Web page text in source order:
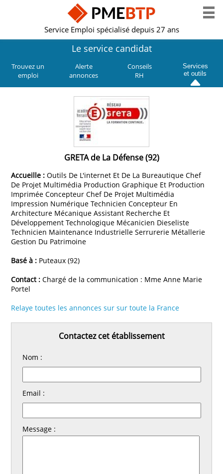
Service Emploi spécialisé depuis 27 ans
Le service candidat
Trouvez un
emploi
Alerte
annonces
Conseils
RH
Services
et outils
GRETA de La Défense (92)
Accueille : Outils De L'internet Et De La Bureautique Chef
De Projet Multimédia Production Graphique Et Production
Imprimée Concepteur Chef De Projet Multimédia
Impression Numérique Technicien Concepteur En
Architecture Mécanique Assistant Recherche Et
Développement Technologique Mécanicien Dieseliste
Technicien Maintenance Industrielle Serrurerie Métallerie
Gestion Du Patrimoine
Basé à : Puteaux (92)
Contact : Chargé de la communication : Mme Anne Marie
Portel
Relaye toutes les annonces sur sur toute la France
Contactez cet établissement
Nom :
Email :
Message :